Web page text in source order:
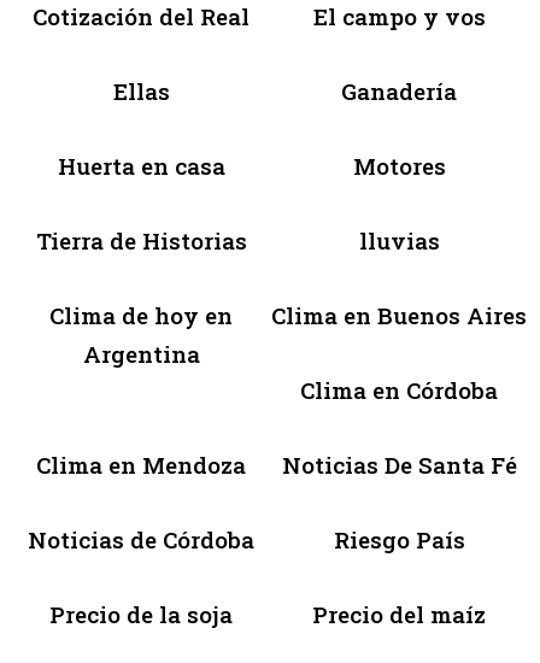
Cotización del Real El campo y vos
Ellas Ganadería
Huerta en casa Motores
Tierra de Historias lluvias
Clima de hoy en
Argentina
Clima en Buenos Aires
Clima en Córdoba
Clima en Mendoza Noticias De Santa Fé
Noticias de Córdoba Riesgo País
Precio de la soja Precio del maíz